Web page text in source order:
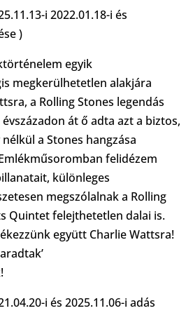
i 2022.01.18-i és
)
egyik
megkerülhetetlen alakjára
a Rolling Stones legendás
át ő adta azt a biztos,
a Stones hangzása
felidézem
különleges
megszólalnak a Rolling
Quintet felejthetetlen dalai is.
együtt Charlie Wattsra!
i és 2025.11.06-i adás